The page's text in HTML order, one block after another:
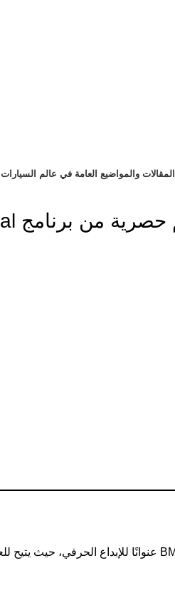
المقالات والمواضيع العامة في عالم السيارات